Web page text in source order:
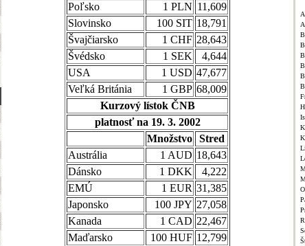
Poľsko
1 PLN 11,609
Slovinsko
100 SIT 18,791
Švajčiarsko
1 CHF 28,643
Švédsko
1 SEK
4,644
USA
1 USD 47,677
Veľká Británia
1 GBP 68,009
Kurzový lístok ČNB
platnosť na 19. 3. 2002
Množstvo Stred
Austrália
1 AUD 18,643
Dánsko
1 DKK
4,222
EMÚ
1 EUR 31,385
Japonsko
100 JPY 27,058
Kanada
1 CAD 22,467
Maďarsko
100 HUF 12,799